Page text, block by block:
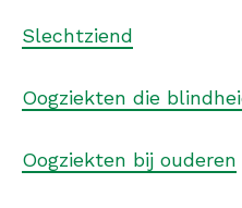
Slechtziend
Oogziekten die
Oogziekten bij ouderen